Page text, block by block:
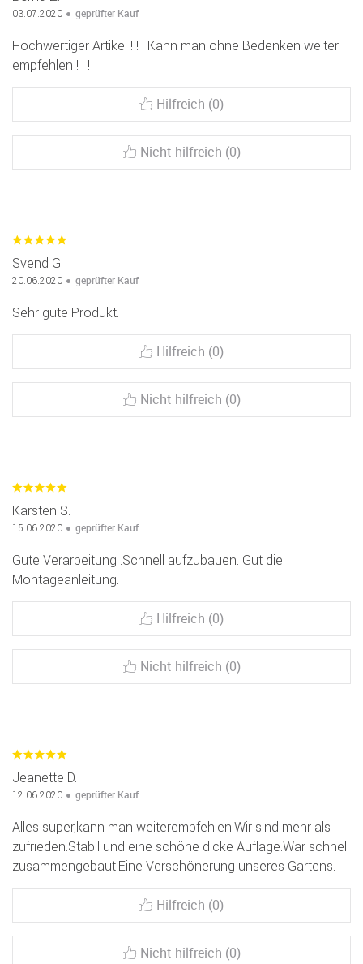
03.07.2020 geprüfter Kauf
Hochwertiger Artikel ! ! ! Kann man ohne Bedenken weiter
empfehlen ! ! !
Hilfreich (0)
Nicht hilfreich (0)
Svend G.
20.06.2020 geprüfter Kauf
Sehr gute Produkt.
Hilfreich (0)
Nicht hilfreich (0)
Karsten S.
15.06.2020 geprüfter Kauf
Gute Verarbeitung .Schnell aufzubauen. Gut die
Montageanleitung.
Hilfreich (0)
Nicht hilfreich (0)
Jeanette D.
12.06.2020 geprüfter Kauf
Alles super,kann man weiterempfehlen.Wir sind mehr als
zufrieden.Stabil und eine schöne dicke Auflage.War schnell
zusammengebaut.Eine Verschönerung unseres Gartens.
Hilfreich (0)
Nicht hilfreich (0)